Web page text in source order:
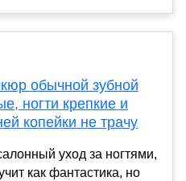
обычной зубной
ногти крепкие и
копейки не трачу
уход за ногтями,
как фантастика, но